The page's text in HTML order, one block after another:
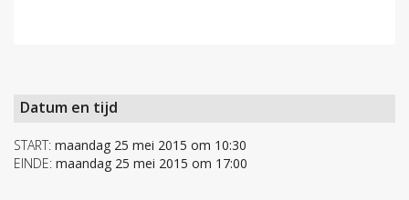
Datum en tijd
START: maandag 25 mei 2015 om 10:30
EINDE: maandag 25 mei 2015 om 17:00